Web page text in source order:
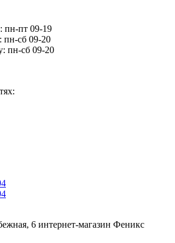
пн-пт 09-19
пн-сб 09-20
пн-сб 09-20
6 интернет-магазин Феникс